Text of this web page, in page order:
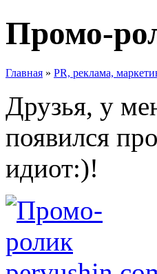
Промо-
Главная » PR, реклама,
Друзья, у
появился
идиот:)!